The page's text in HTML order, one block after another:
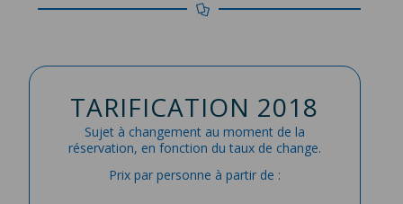
TARIFICATION 2018
Sujet à changement au moment de la
réservation, en fonction du taux de change.
Prix par personne à partir de :